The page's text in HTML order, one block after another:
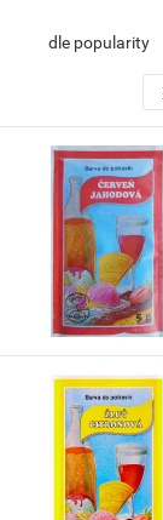
dle popularity